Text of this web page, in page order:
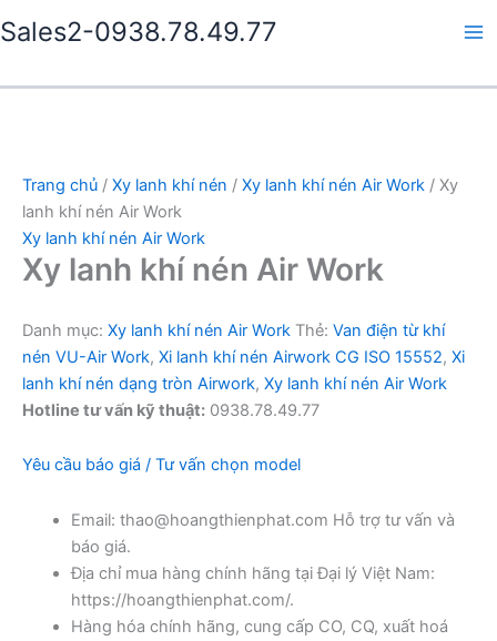
tới
dung
Sales2-0938.78.49.77
Trang chủ / Xy lanh khí nén / Xy lanh khí nén Air Work / Xy
lanh khí nén Air Work
Xy lanh khí nén Air Work
Xy lanh khí nén Air Work
Danh mục: Xy lanh khí nén Air Work Thẻ: Van điện từ khí
nén VU-Air Work, Xi lanh khí nén Airwork CG ISO 15552, Xi
lanh khí nén dạng tròn Airwork, Xy lanh khí nén Air Work
Hotline tư vấn kỹ thuật: 0938.78.49.77
Yêu cầu báo giá / Tư vấn chọn model
Email: thao@hoangthienphat.com Hỗ trợ tư vấn và
báo giá.
Địa chỉ mua hàng chính hãng tại Đại lý Việt Nam:
https://hoangthienphat.com/.
Hàng hóa chính hãng, cung cấp CO, CQ, xuất hoá